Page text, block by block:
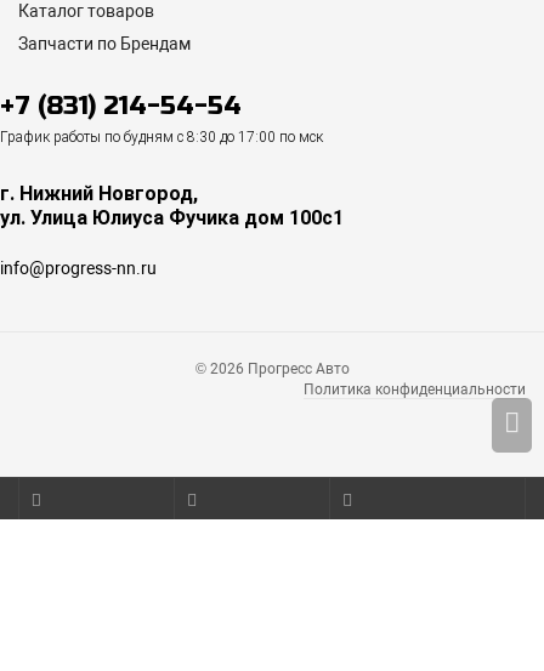
Каталог товаров
Запчасти по Брендам
+7 (831) 214-54-54
График работы по будням с 8:30 до 17:00 по мск
г. Нижний Новгород,
ул. Улица Юлиуса Фучика дом 100с1
info@progress-nn.ru
© 2026 Прогресс Авто
Политика конфиденциальности